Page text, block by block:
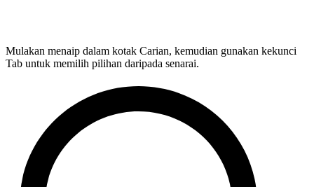
Mulakan menaip dalam kotak Carian, kemudian gunakan kekunci
Tab untuk memilih pilihan daripada senarai.